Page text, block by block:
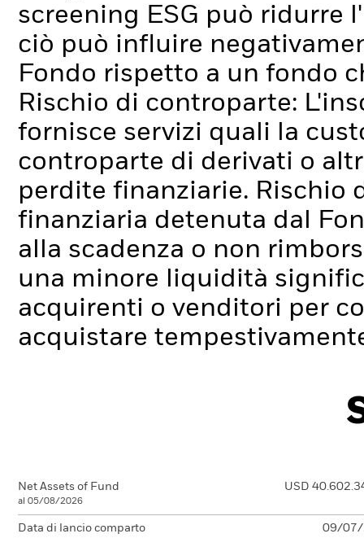
screening ESG può ridurre
ciò può influire
Fondo rispetto a un fondo
Rischio di controparte:
fornisce servizi quali la
controparte di derivati o
perdite finanziarie. Rischio
finanziaria detenuta dal
alla scadenza o non
una minore liquidità
acquirenti o venditori per
acquistare
Net Assets of Fund
al 05/08/2026
USD
Data di lancio comparto 09/07/